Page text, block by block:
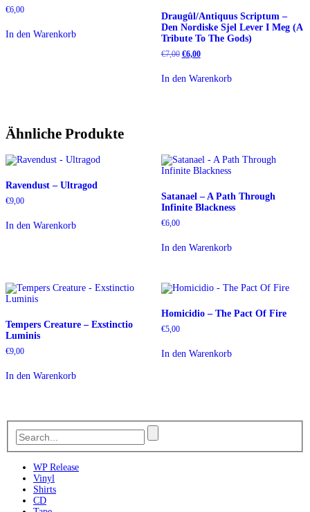
€6,00
In den Warenkorb
Draugûl/Antiquus Scriptum –
Den Nordiske Sjel Lever I Meg (A
Tribute To The Gods)
€7,00 Ursprünglicher
war:
€7,00
€6,00Aktueller
€6,00.
In den Warenkorb
Ähnliche Produkte
Ravendust – Ultragod
€9,00
In den Warenkorb
Satanael – A Path Through
Infinite Blackness
€6,00
In den Warenkorb
Tempers Creature – Exstinctio
Luminis
€9,00
In den Warenkorb
Homicidio – The Pact Of Fire
€5,00
In den Warenkorb
WP Release
Vinyl
Shirts
CD